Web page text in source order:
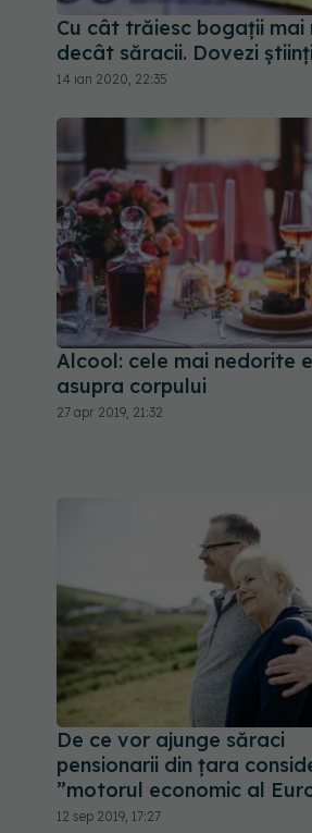
Cu cât trăiesc bogații mai
decât săracii. Dovezi
14 ian 2020, 22:35
Alcool: cele mai nedorite
asupra corpului
27 apr 2019, 21:32
De ce vor ajunge săraci
pensionarii din țara
”motorul economic al
12 sep 2019, 17:27